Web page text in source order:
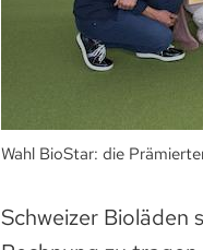
Wahl BioStar: die
Schweizer Bioläden